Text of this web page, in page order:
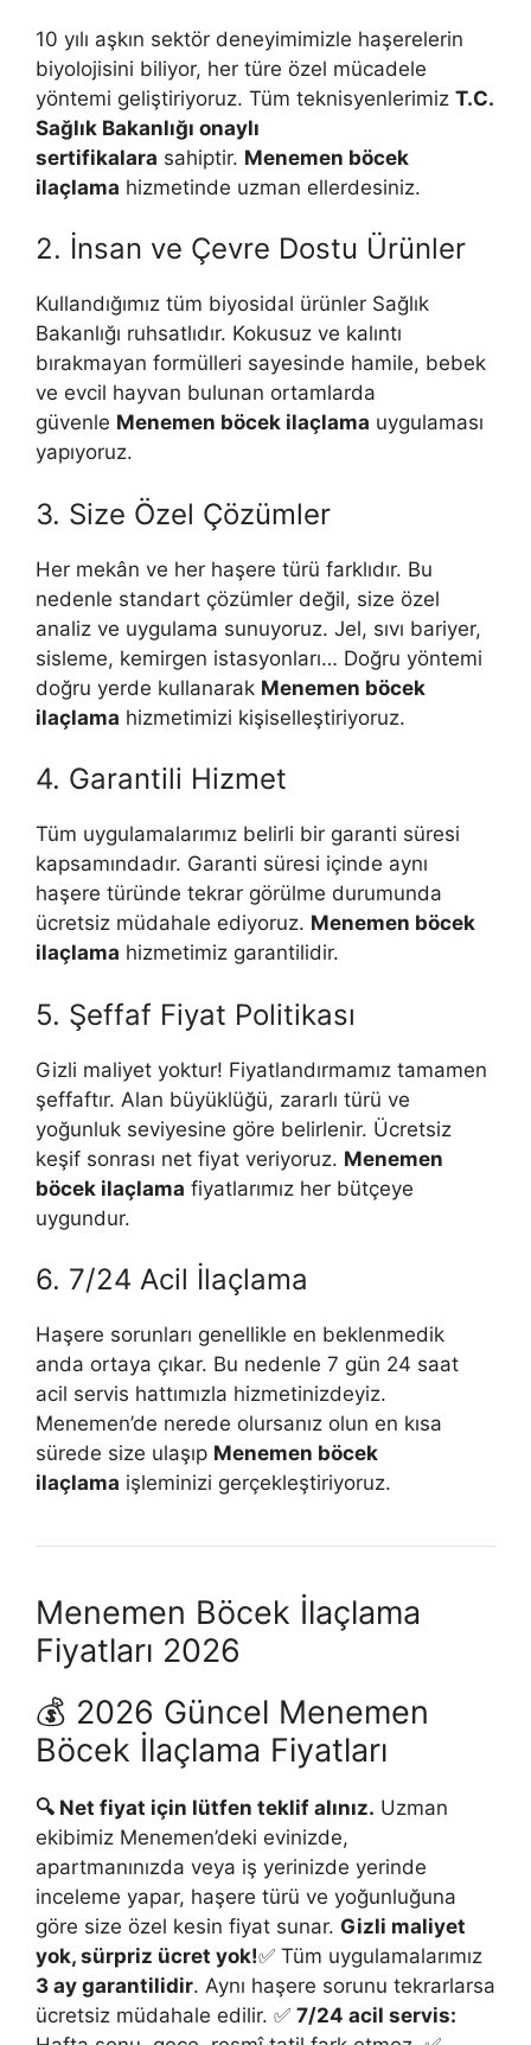
10 yılı aşkın sektör deneyimimizle haşerelerin
biyolojisini biliyor, her türe özel mücadele
yöntemi geliştiriyoruz. Tüm teknisyenlerimiz T.C.
Sağlık Bakanlığı onaylı
sertifikalara sahiptir. Menemen böcek
ilaçlama hizmetinde uzman ellerdesiniz.
2. İnsan ve Çevre Dostu Ürünler
Kullandığımız tüm biyosidal ürünler Sağlık
Bakanlığı ruhsatlıdır. Kokusuz ve kalıntı
bırakmayan formülleri sayesinde hamile, bebek
ve evcil hayvan bulunan ortamlarda
güvenle Menemen böcek ilaçlama uygulaması
yapıyoruz.
3. Size Özel Çözümler
Her mekân ve her haşere türü farklıdır. Bu
nedenle standart çözümler değil, size özel
analiz ve uygulama sunuyoruz. Jel, sıvı bariyer,
sisleme, kemirgen istasyonları… Doğru yöntemi
doğru yerde kullanarak Menemen böcek
ilaçlama hizmetimizi kişiselleştiriyoruz.
4. Garantili Hizmet
Tüm uygulamalarımız belirli bir garanti süresi
kapsamındadır. Garanti süresi içinde aynı
haşere türünde tekrar görülme durumunda
ücretsiz müdahale ediyoruz. Menemen böcek
ilaçlama hizmetimiz garantilidir.
5. Şeffaf Fiyat Politikası
Gizli maliyet yoktur! Fiyatlandırmamız tamamen
şeffaftır. Alan büyüklüğü, zararlı türü ve
yoğunluk seviyesine göre belirlenir. Ücretsiz
keşif sonrası net fiyat veriyoruz. Menemen
böcek ilaçlama fiyatlarımız her bütçeye
uygundur.
6. 7/24 Acil İlaçlama
Haşere sorunları genellikle en beklenmedik
anda ortaya çıkar. Bu nedenle 7 gün 24 saat
acil servis hattımızla hizmetinizdeyiz.
Menemen’de nerede olursanız olun en kısa
sürede size ulaşıp Menemen böcek
ilaçlama işleminizi gerçekleştiriyoruz.
Menemen Böcek İlaçlama
Fiyatları 2026
💰 2026 Güncel Menemen
Böcek İlaçlama Fiyatları
🔍 Net fiyat için lütfen teklif alınız. Uzman
ekibimiz Menemen’deki evinizde,
apartmanınızda veya iş yerinizde yerinde
inceleme yapar, haşere türü ve yoğunluğuna
göre size özel kesin fiyat sunar. Gizli maliyet
yok, sürpriz ücret yok!✅ Tüm uygulamalarımız
3 ay garantilidir. Aynı haşere sorunu tekrarlarsa
ücretsiz müdahale edilir. ✅ 7/24 acil servis: